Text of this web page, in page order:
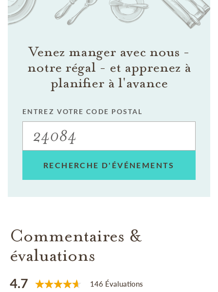
Venez manger avec nous -
notre régal - et apprenez à
planifier à l'avance
ENTREZ VOTRE CODE POSTAL
RECHERCHE D'ÉVÉNEMENTS
Commentaires &
évaluations
4.7 146 Évaluations